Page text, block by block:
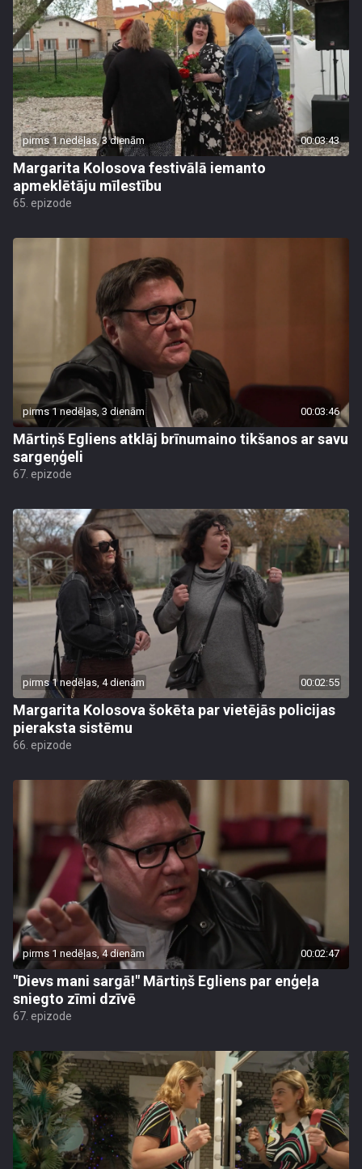
pirms 1 nedēļas, 3 dienām 00:03:43
Margarita Kolosova festivālā iemanto
apmeklētāju mīlestību
65. epizode
pirms 1 nedēļas, 3 dienām 00:03:46
Mārtiņš Egliens atklāj brīnumaino tikšanos ar savu
sargeņģeli
67. epizode
pirms 1 nedēļas, 4 dienām 00:02:55
Margarita Kolosova šokēta par vietējās policijas
pieraksta sistēmu
66. epizode
pirms 1 nedēļas, 4 dienām 00:02:47
"Dievs mani sargā!" Mārtiņš Egliens par enģeļa
sniegto zīmi dzīvē
67. epizode